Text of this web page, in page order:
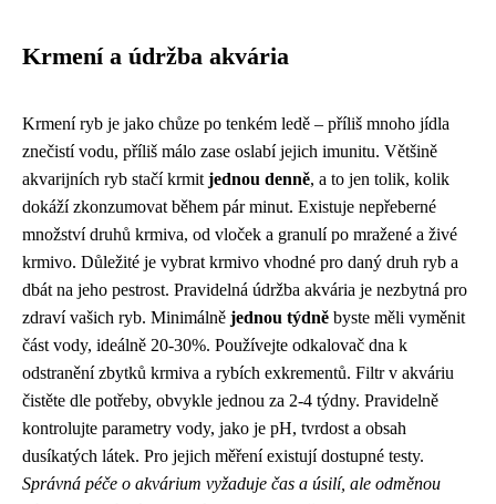
Krmení a údržba akvária
Krmení ryb je jako chůze po tenkém ledě – příliš mnoho jídla
znečistí vodu, příliš málo zase oslabí jejich imunitu. Většině
akvarijních ryb stačí krmit jednou denně, a to jen tolik, kolik
dokáží zkonzumovat během pár minut. Existuje nepřeberné
množství druhů krmiva, od vloček a granulí po mražené a živé
krmivo. Důležité je vybrat krmivo vhodné pro daný druh ryb a
dbát na jeho pestrost. Pravidelná údržba akvária je nezbytná pro
zdraví vašich ryb. Minimálně jednou týdně byste měli vyměnit
část vody, ideálně 20-30%. Používejte odkalovač dna k
odstranění zbytků krmiva a rybích exkrementů. Filtr v akváriu
čistěte dle potřeby, obvykle jednou za 2-4 týdny. Pravidelně
kontrolujte parametry vody, jako je pH, tvrdost a obsah
dusíkatých látek. Pro jejich měření existují dostupné testy.
Správná péče o akvárium vyžaduje čas a úsilí, ale odměnou